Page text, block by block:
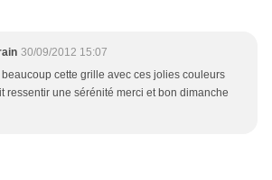
30/09/2012 15:07
cette grille avec ces jolies couleurs
ressentir une sérénité merci et bon dimanche